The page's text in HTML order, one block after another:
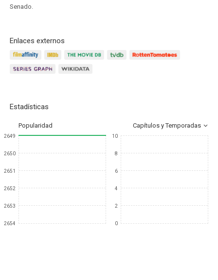
Senado.
Enlaces externos
Estadísticas
Popularidad Capítulos y Temporadas
2649
2650
2651
2652
2653
2654
10
8
6
4
2
0